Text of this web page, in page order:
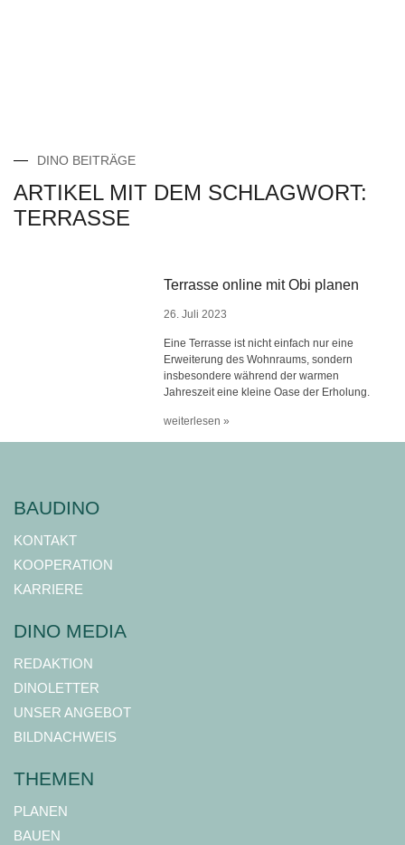
DINO BEITRÄGE
ARTIKEL MIT DEM SCHLAGWORT:
TERRASSE
Terrasse online mit Obi planen
26. Juli 2023
Eine Terrasse ist nicht einfach nur eine
Erweiterung des Wohnraums, sondern
insbesondere während der warmen
Jahreszeit eine kleine Oase der Erholung.
weiterlesen »
BAUDINO
KONTAKT
KOOPERATION
KARRIERE
DINO MEDIA
REDAKTION
DINOLETTER
UNSER ANGEBOT
BILDNACHWEIS
THEMEN
PLANEN
BAUEN